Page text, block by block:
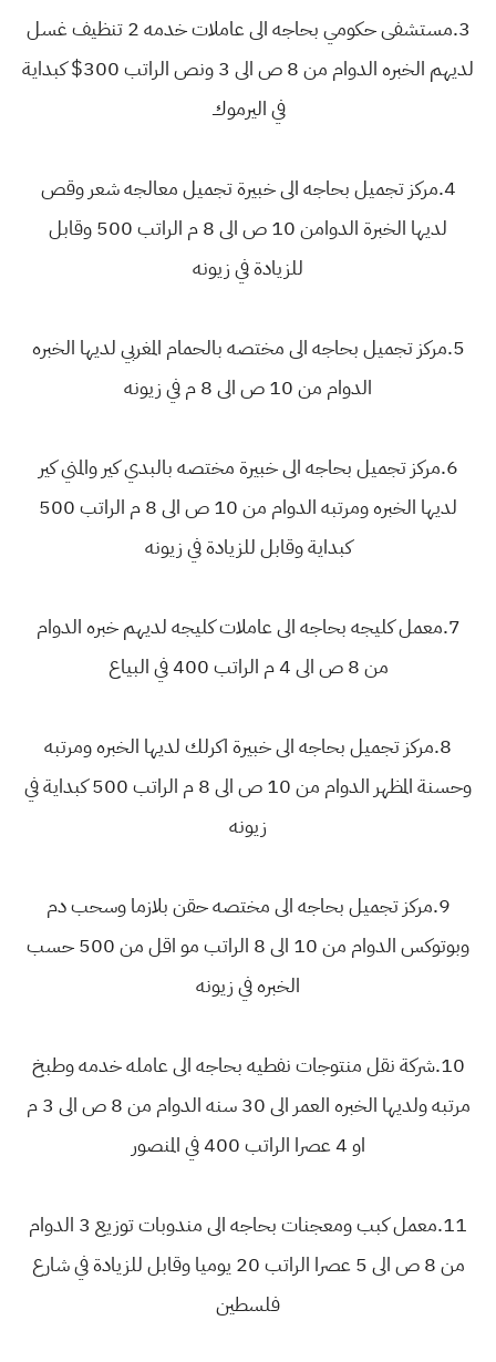
3.مستشفى حكومي بحاجه الى عاملات خدمه 2 تنظيف غسل
لديهم الخبره الدوام من 8 ص الى 3 ونص الراتب 300$ كبداية
في اليرموك
4.مركز تجميل بحاجه الى خبيرة تجميل معالجه شعر وقص
لديها الخبرة الدوامن 10 ص الى 8 م الراتب 500 وقابل
للزيادة في زيونه
5.مركز تجميل بحاجه الى مختصه بالحمام المغربي لديها الخبره
الدوام من 10 ص الى 8 م في زيونه
6.مركز تجميل بحاجه الى خبيرة مختصه بالبدي كير والمني كير
لديها الخبره ومرتبه الدوام من 10 ص الى 8 م الراتب 500
كبداية وقابل للزيادة في زيونه
7.معمل كليجه بحاجه الى عاملات كليجه لديهم خبره الدوام
من 8 ص الى 4 م الراتب 400 في البياع
8.مركز تجميل بحاجه الى خبيرة اكرلك لديها الخبره ومرتبه
وحسنة المظهر الدوام من 10 ص الى 8 م الراتب 500 كبداية في
زيونه
9.مركز تجميل بحاجه الى مختصه حقن بلازما وسحب دم
وبوتوكس الدوام من 10 الى 8 الراتب مو اقل من 500 حسب
الخبره في زيونه
10.شركة نقل منتوجات نفطيه بحاجه الى عامله خدمه وطبخ
مرتبه ولديها الخبره العمر الى 30 سنه الدوام من 8 ص الى 3 م
او 4 عصرا الراتب 400 في المنصور
11.معمل كبب ومعجنات بحاجه الى مندوبات توزيع 3 الدوام
من 8 ص الى 5 عصرا الراتب 20 يوميا وقابل للزيادة في شارع
فلسطين